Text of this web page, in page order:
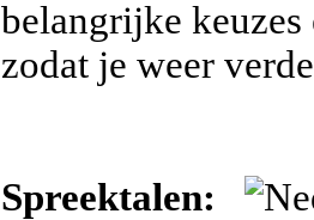
belangrijke
zodat je weer
Spreektalen: